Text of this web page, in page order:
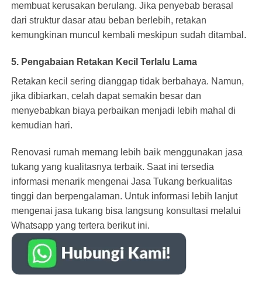
membuat kerusakan berulang. Jika penyebab berasal
dari struktur dasar atau beban berlebih, retakan
kemungkinan muncul kembali meskipun sudah ditambal.
5. Pengabaian Retakan Kecil Terlalu Lama
Retakan kecil sering dianggap tidak berbahaya. Namun,
jika dibiarkan, celah dapat semakin besar dan
menyebabkan biaya perbaikan menjadi lebih mahal di
kemudian hari.
Renovasi rumah memang lebih baik menggunakan jasa
tukang yang kualitasnya terbaik. Saat ini tersedia
informasi menarik mengenai Jasa Tukang berkualitas
tinggi dan berpengalaman. Untuk informasi lebih lanjut
mengenai jasa tukang bisa langsung konsultasi melalui
Whatsapp yang tertera berikut ini.